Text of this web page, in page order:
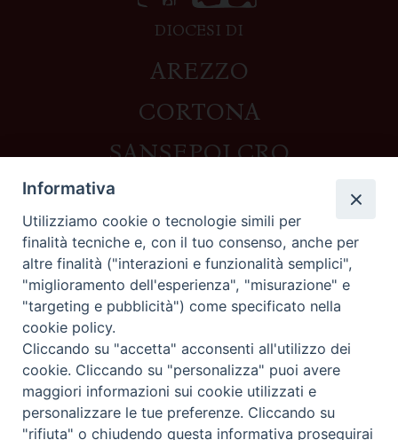
DIOCESI DI
AREZZO
CORTONA
SANSEPOLCRO
Contatti
Piazza del Duomo,1 - 52100 Arezzo
segreteria@diocesi.arezzo.it
Informativa privacy
Seguici su
Informativa
Utilizziamo cookie o tecnologie simili per
finalità tecniche e, con il tuo consenso, anche per
altre finalità ("interazioni e funzionalità semplici",
"miglioramento dell'esperienza", "misurazione" e
"targeting e pubblicità") come specificato nella
cookie policy.
Cliccando su "accetta" acconsenti all'utilizzo dei
cookie. Cliccando su "personalizza" puoi avere
maggiori informazioni sui cookie utilizzati e
personalizzare le tue preferenze. Cliccando su
"rifiuta" o chiudendo questa informativa proseguirai